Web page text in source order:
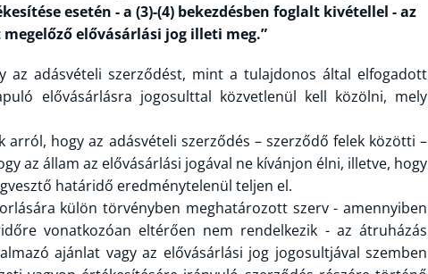
esetén - a (3)-(4) bekezdésben foglalt kivétellel - az
elővásárlási jog illeti meg.”
az adásvételi szerződést, mint a tulajdonos által elfogadott
elővásárlásra jogosulttal közvetlenül kell közölni, mely
arról, hogy az adásvételi szerződés – szerződő felek közötti –
az állam az elővásárlási jogával ne kívánjon élni, illetve, hogy
határidő eredménytelenül teljen el.
külön törvényben meghatározott szerv - amennyiben
vonatkozóan eltérően nem rendelkezik - az átruházás
ajánlat vagy az elővásárlási jog jogosultjával szemben